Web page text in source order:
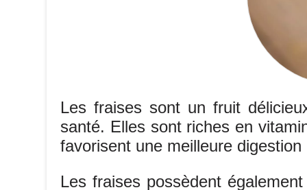
Les fraises sont un fruit
santé. Elles sont riches en
favorisent une meilleure
Les fraises possèdent